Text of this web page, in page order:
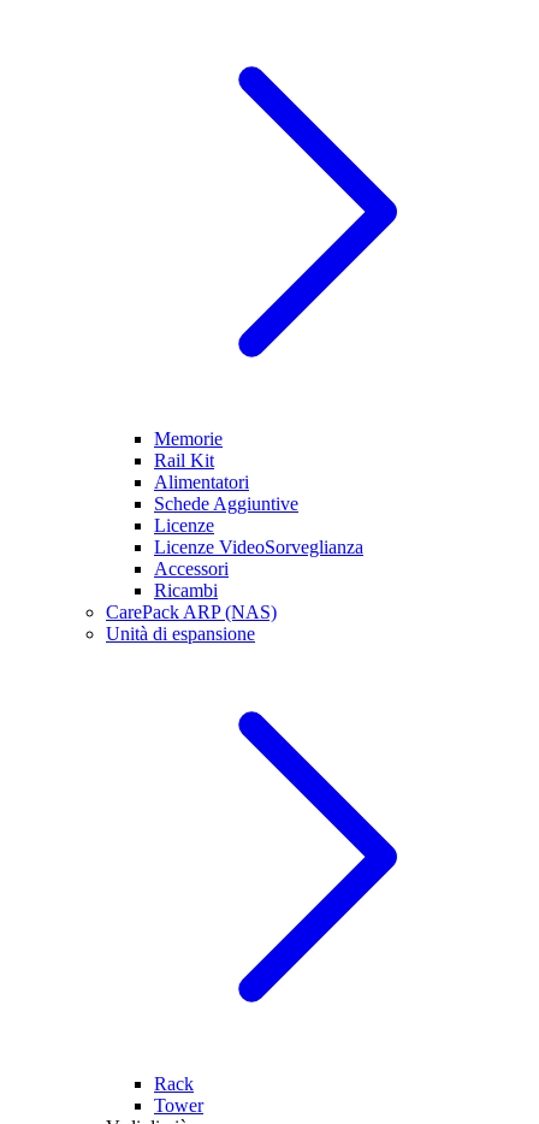
Memorie
Rail Kit
Alimentatori
Schede Aggiuntive
Licenze
Licenze VideoSorveglianza
Accessori
Ricambi
CarePack ARP (NAS)
Unità di espansione
Rack
Tower